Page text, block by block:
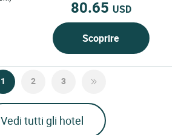
80.65 USD
Scoprire
1 2 3
Vedi tutti gli hotel